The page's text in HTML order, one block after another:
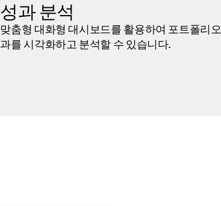
성과 분석
맞춤형 대화형 대시보드를 활용하여 포트폴리
과를 시각화하고 분석할 수 있습니다.